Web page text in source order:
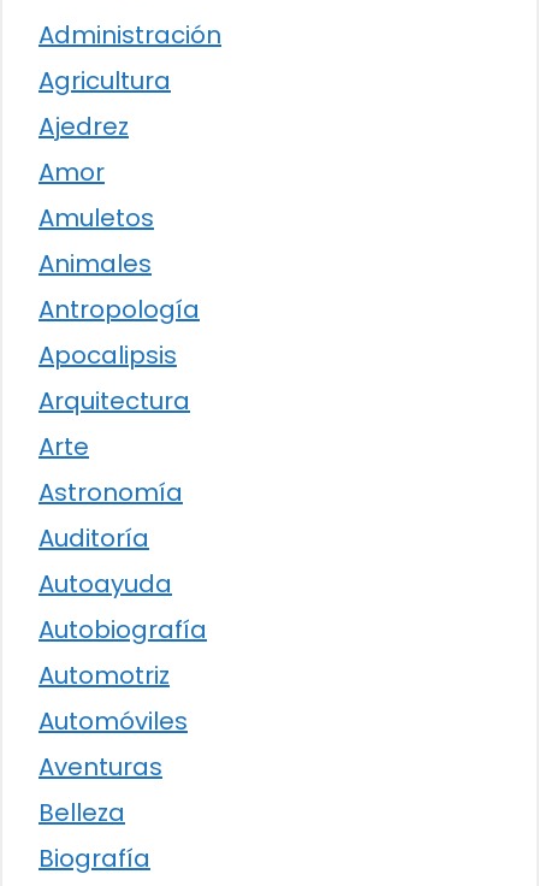
Administración
Agricultura
Ajedrez
Amor
Amuletos
Animales
Antropología
Apocalipsis
Arquitectura
Arte
Astronomía
Auditoría
Autoayuda
Autobiografía
Automotriz
Automóviles
Aventuras
Belleza
Biografía